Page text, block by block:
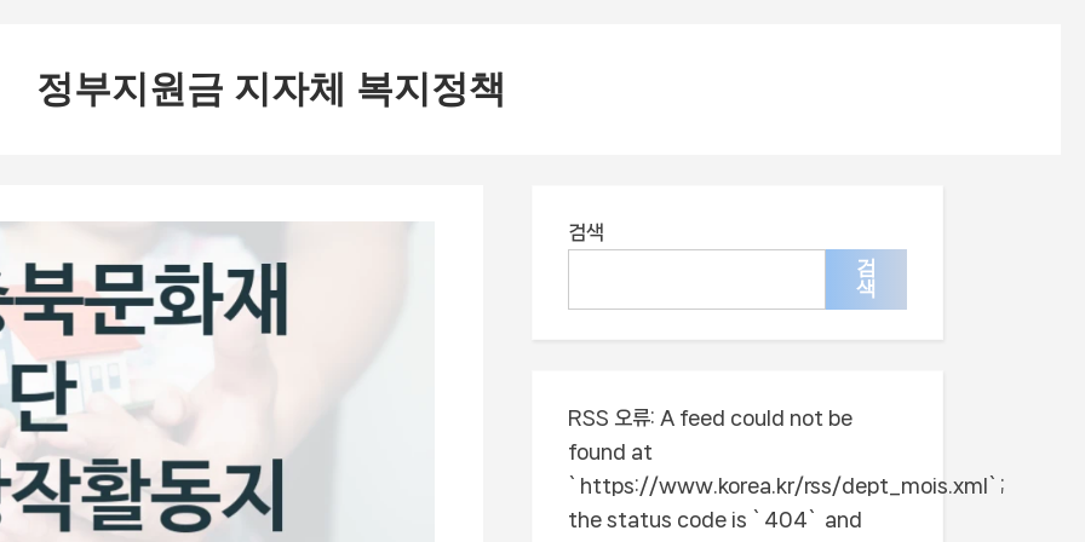
정부지원금 지자체 복지정책
검색
검
색
RSS 오류: A feed could not be
found at
`https://www.korea.kr/rss/dept_mois.xml`;
the status code is `404` and